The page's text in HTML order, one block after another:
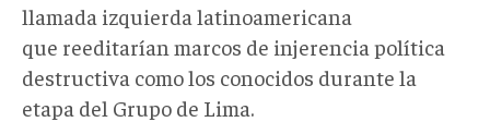
llamada izquierda latinoamericana
que reeditarían marcos de injerencia política
destructiva como los conocidos durante la
etapa del Grupo de Lima.